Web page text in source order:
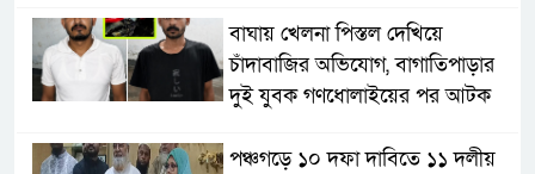
বাঘায় খেলনা পিস্তল দেখিয়ে
চাঁদাবাজির অভিযোগ, বাগাতিপাড়ার
দুই যুবক গণধোলাইয়ের পর আটক
পঞ্চগড়ে ১০ দফা দাবিতে ১১ দলীয়